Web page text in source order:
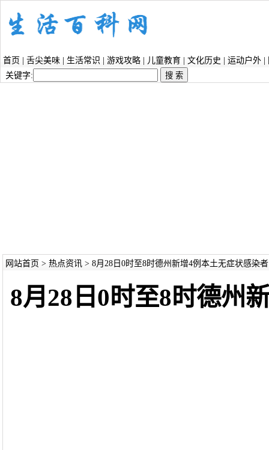
首页 舌尖美味 生活常识 游戏攻略 儿童教育 文化历史 运动户外
关键字:
网站首页 > 热点资讯> 8月28日0时至8时德州新增4例本土无症状感染者
8月28日0时至8时德州